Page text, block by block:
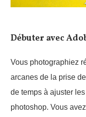
Débuter avec
Vous photographiez
arcanes de la prise
de temps à ajuster
photoshop. Vous